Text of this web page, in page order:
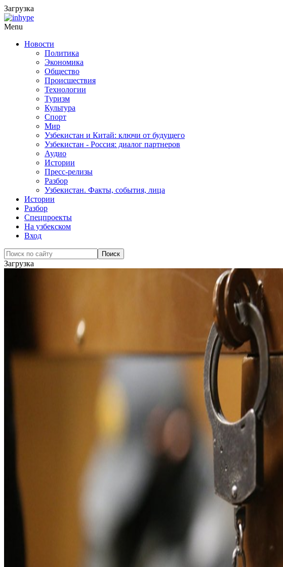
Загрузка
Menu
Новости
Политика
Экономика
Общество
Происшествия
Технологии
Туризм
Культура
Спорт
Мир
Узбекистан и Китай: ключи от будущего
Узбекистан - Россия: диалог партнеров
Аудио
Истории
Пресс-релизы
Разбор
Узбекистан. Факты, события, лица
Истории
Разбор
Спецпроекты
На узбекском
Вход
Загрузка